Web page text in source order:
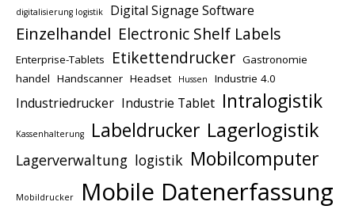
digitalisierung logistik Digital Signage Software
Einzelhandel Electronic Shelf Labels
Enterprise-Tablets Etikettendrucker Gastronomie
handel Handscanner Headset Hussen Industrie 4.0
Industriedrucker Industrie Tablet Intralogistik
Kassenhalterung Labeldrucker Lagerlogistik
Lagerverwaltung logistik Mobilcomputer
Mobildrucker Mobile Datenerfassung